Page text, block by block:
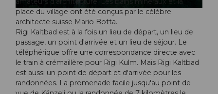
©CC-BY
place du village ont été conçus par le célèbre
architecte suisse Mario Botta.
Rigi Kaltbad est à la fois un lieu de départ, un lieu de
passage, un point d'arrivée et un lieu de séjour. Le
téléphérique offre une correspondance directe avec
le train à crémaillère pour Rigi Kulm. Mais Rigi Kaltbad
est aussi un point de départ et d'arrivée pour les
randonnées. La promenade facile jusqu'au point de